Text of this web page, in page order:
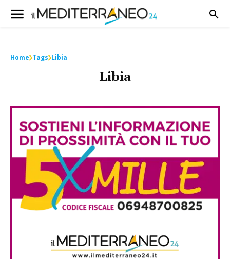
Home Tags Libia
Libia